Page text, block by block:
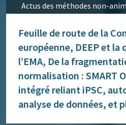
Actus des méthodes non-
Feuille de route de la
européenne, DEEP et
l’EMA, De la
normalisation : SMART
intégré reliant iPSC,
analyse de données, et